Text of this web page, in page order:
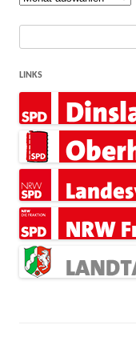
Suche
LINKS